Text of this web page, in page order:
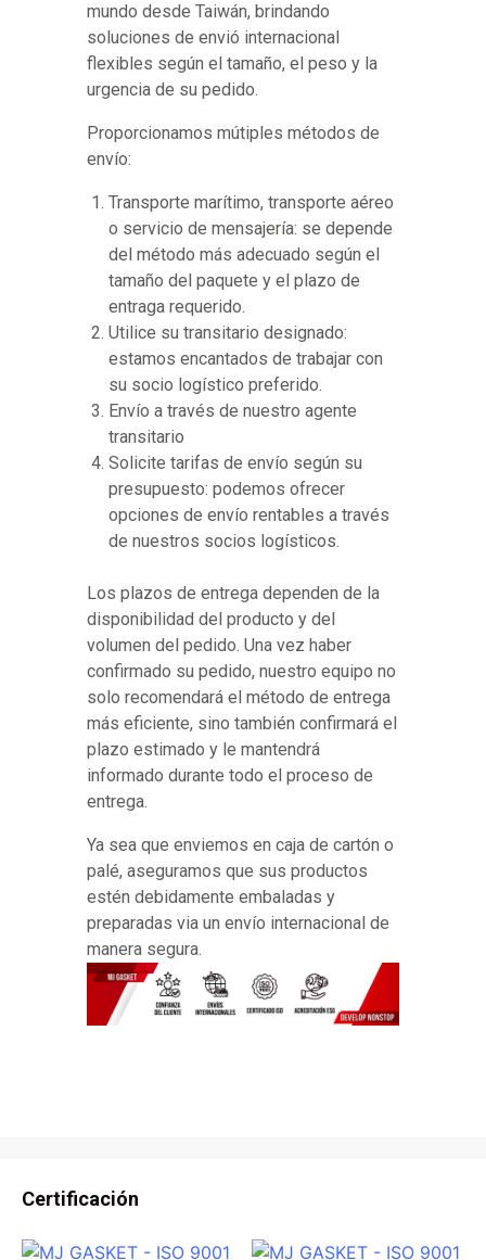
mundo desde Taiwán, brindando
soluciones de envió internacional
flexibles según el tamaño, el peso y la
urgencia de su pedido.
Proporcionamos mútiples métodos de
envío:
Transporte marítimo, transporte aéreo
o servicio de mensajería: se depende
del método más adecuado según el
tamaño del paquete y el plazo de
entraga requerido.
Utilice su transitario designado:
estamos encantados de trabajar con
su socio logístico preferido.
Envío a través de nuestro agente
transitario
Solicite tarifas de envío según su
presupuesto: podemos ofrecer
opciones de envío rentables a través
de nuestros socios logísticos.
Los plazos de entrega dependen de la
disponibilidad del producto y del
volumen del pedido. Una vez haber
confirmado su pedido, nuestro equipo no
solo recomendará el método de entrega
más eficiente, sino también confirmará el
plazo estimado y le mantendrá
informado durante todo el proceso de
entrega.
Ya sea que enviemos en caja de cartón o
palé, aseguramos que sus productos
estén debidamente embaladas y
preparadas via un envío internacional de
manera segura.
Certificación